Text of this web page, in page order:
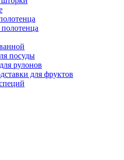
посуды
рулонов
для фруктов